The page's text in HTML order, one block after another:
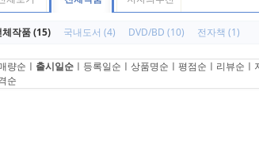
체작품 (15) 국내도서 (4) DVD/BD (10) 전자책 (1)
량순 ㅣ 출시일순 ㅣ 등록일순 ㅣ 상품명순 ㅣ 평점순 ㅣ 리뷰순 ㅣ
순